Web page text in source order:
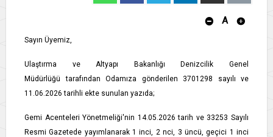
A
Sayın Üyemiz,
Ulaştırma ve Altyapı Bakanlığı Denizcilik Genel
Müdürlüğü tarafından Odamıza gönderilen 3701298 sayılı ve
11.06.2026 tarihli ekte sunulan yazıda;
Gemi Acenteleri Yönetmeliği'nin 14.05.2026 tarih ve 33253 Sayılı
Resmi Gazetede yayımlanarak 1 inci, 2 nci, 3 üncü, geçici 1 inci